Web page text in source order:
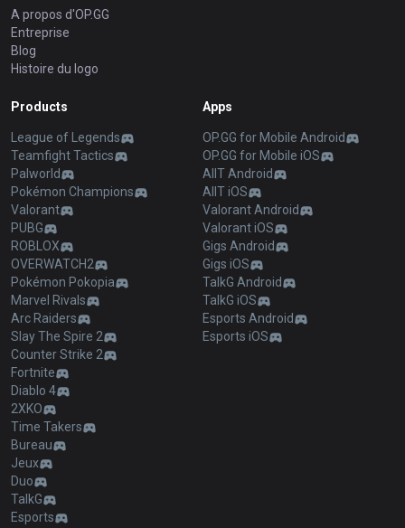
A propos d'OP.GG
Entreprise
Blog
Histoire du logo
Products
League of Legends
Teamfight Tactics
Palworld
Pokémon Champions
Valorant
PUBG
ROBLOX
OVERWATCH2
Pokémon Pokopia
Marvel Rivals
Arc Raiders
Slay The Spire 2
Counter Strike 2
Fortnite
Diablo 4
2XKO
Time Takers
Bureau
Jeux
Duo
TalkG
Esports
Apps
OP.GG for Mobile Android
OP.GG for Mobile iOS
AllT Android
AllT iOS
Valorant Android
Valorant iOS
Gigs Android
Gigs iOS
TalkG Android
TalkG iOS
Esports Android
Esports iOS